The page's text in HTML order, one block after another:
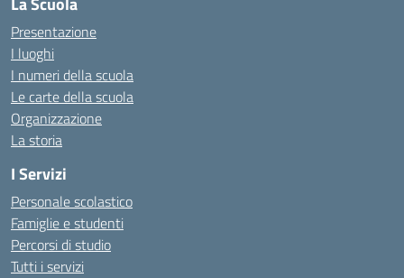
Presentazione
I luoghi
I numeri della scuola
Le carte della scuola
Organizzazione
La storia
I Servizi
Personale scolastico
Famiglie e studenti
Percorsi di studio
Tutti i servizi